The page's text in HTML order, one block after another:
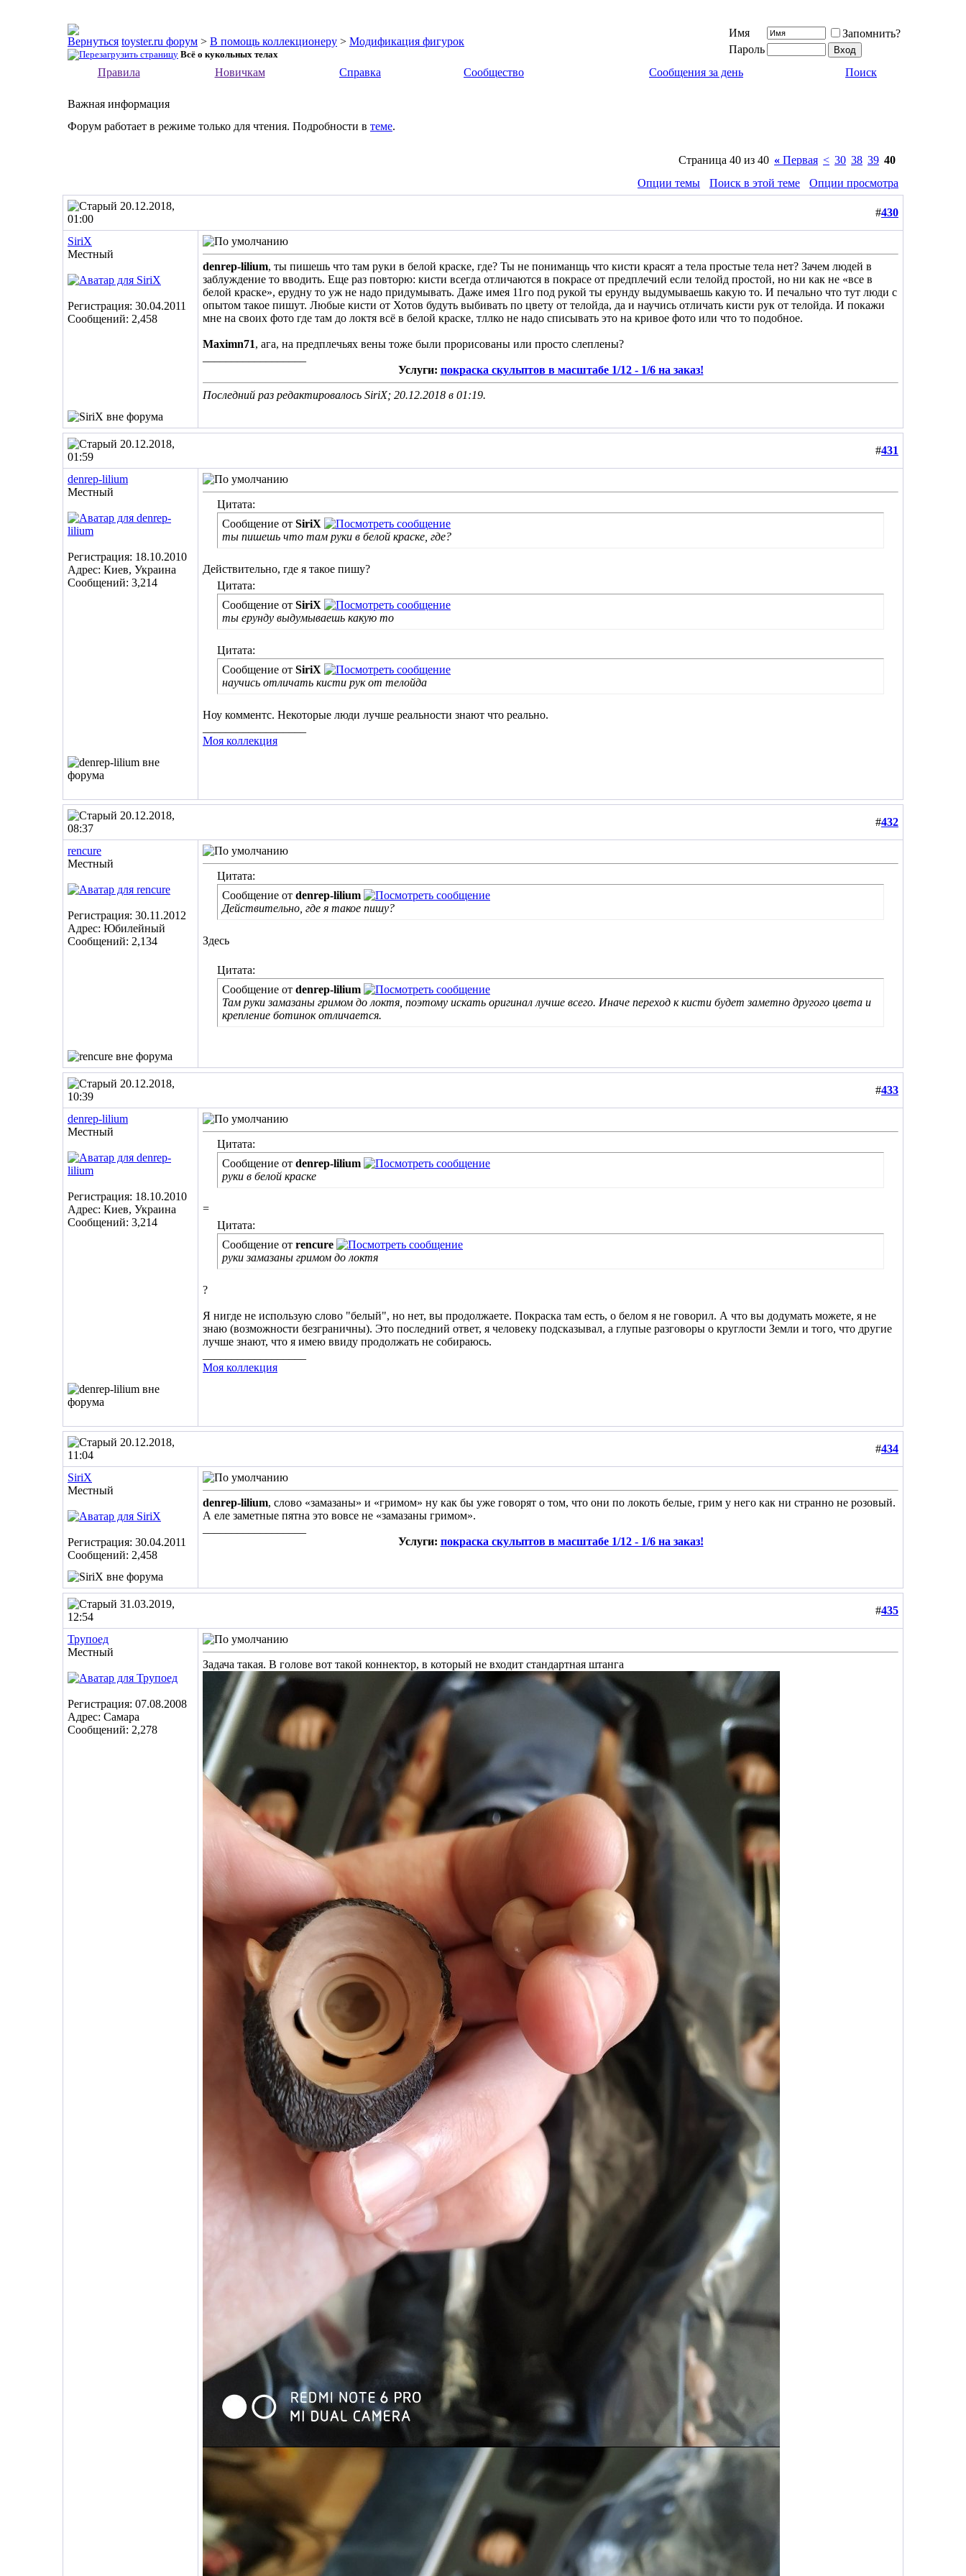
toyster.ru форум > В помощь коллекционеру > Модификация фигурок
Всё о кукольных телах
Имя
Запомнить?
Пароль
Правила
Новичкам Справка Сообщество Сообщения за день Поиск
Важная информация
Форум работает в режиме только для чтения. Подробности в теме.
Страница 40 из 40 « Первая < 30 38 39 40
Опции темы
Поиск в этой теме
Опции просмотра
20.12.2018,
01:00
#430
SiriX
Местный
Регистрация: 30.04.2011
Сообщений: 2,458
denrep-lilium, ты пишешь что там руки в белой краске, где? Ты не пониманщь что кисти красят а тела простые тела нет? Зачем людей в
заблуждение то вводить. Еще раз повторю: кисти всегда отличаются в покрасе от предплечий если телойд простой, но ни как не «все в
белой краске», ерудну то уж не надо придумывать. Даже имея 11го под рукой ты ерунду выдумываешь какую то. И печально что тут люди с
опытом такое пишут. Любые кисти от Хотов будуть выбивать по цвету от телойда, да и научись отличать кисти рук от телойда. И покажи
мне на своих фото где там до локтя всё в белой краске, тллко не надо списывать это на кривое фото или что то подобное.
Maximn71, ага, на предплечьях вены тоже были прорисованы или просто слеплены?
Услуги: покраска скульптов в масштабе 1/12 - 1/6 на заказ!
Последний раз редактировалось SiriX; 20.12.2018 в 01:19.
20.12.2018,
01:59
#431
denrep-lilium
Местный
Регистрация: 18.10.2010
Адрес: Киев, Украина
Сообщений: 3,214
Цитата:
Сообщение от SiriX
ты пишешь что там руки в белой краске, где?
Действительно, где я такое пишу?
Цитата:
Сообщение от SiriX
ты ерунду выдумываешь какую то
Цитата:
Сообщение от SiriX
научись отличать кисти рук от телойда
Ноу комментс. Некоторые люди лучше реальности знают что реально.
Моя коллекция
20.12.2018,
08:37
#432
rencure
Местный
Регистрация: 30.11.2012
Адрес: Юбилейный
Сообщений: 2,134
Цитата:
Сообщение от denrep-lilium
Действительно, где я такое пишу?
Здесь
Цитата:
Сообщение от denrep-lilium
Там руки замазаны гримом до локтя, поэтому искать оригинал лучше всего. Иначе переход к кисти будет заметно другого цвета и
крепление ботинок отличается.
20.12.2018,
10:39
#433
denrep-lilium
Местный
Регистрация: 18.10.2010
Адрес: Киев, Украина
Сообщений: 3,214
Цитата:
Сообщение от denrep-lilium
руки в белой краске
=
Цитата:
Сообщение от rencure
руки замазаны гримом до локтя
?
Я нигде не использую слово "белый", но нет, вы продолжаете. Покраска там есть, о белом я не говорил. А что вы додумать можете, я не
знаю (возможности безграничны). Это последний ответ, я человеку подсказывал, а глупые разговоры о круглости Земли и того, что другие
лучше знают, что я имею ввиду продолжать не собираюсь.
Моя коллекция
20.12.2018,
11:04
#434
SiriX
Местный
Регистрация: 30.04.2011
Сообщений: 2,458
denrep-lilium, слово «замазаны» и «гримом» ну как бы уже говорят о том, что они по локоть белые, грим у него как ни странно не розовый.
А еле заметные пятна это вовсе не «замазаны гримом».
Услуги: покраска скульптов в масштабе 1/12 - 1/6 на заказ!
31.03.2019,
12:54
#435
Трупоед
Местный
Регистрация: 07.08.2008
Адрес: Самара
Сообщений: 2,278
Задача такая. В голове вот такой коннектор, в который не входит стандартная штанга